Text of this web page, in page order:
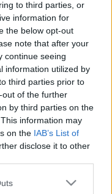
to third parties, or
information for
the below opt-out
note that after your
continue seeing
information utilized by
third parties prior to
of the further
by third parties on the
information may
on the IAB’s List of
disclose it to other
one or more Google
hogy az
többek között a
is, annak